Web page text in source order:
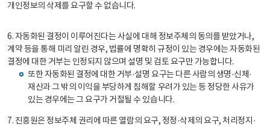
개인정보의 삭제를 요구할 수 없습니다.
6. 자동화된 결정이 이루어진다는 사실에 대해 정보주체의 동의를 받았거나,
계약 등을 통해 미리 알린 경우, 법률에 명확히 규정이 있는 경우에는 자동화된
결정에 대한 거부는 인정되지 않으며 설명 및 검토 요구만 가능합니다.
또한 자동화된 결정에 대한 거부·설명 요구는 다른 사람의 생명·신체·
재산과 그 밖의 이익을 부당하게 침해할 우려가 있는 등 정당한 사유가
있는 경우에는 그 요구가 거절될 수 있습니다.
7. 진흥원은 정보주체 권리에 따른 열람의 요구, 정정·삭제의 요구, 처리정지·